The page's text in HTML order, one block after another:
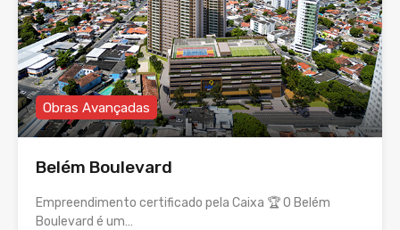
Obras Avançadas
Belém Boulevard
Empreendimento certificado pela Caixa 🏆 O Belém
Boulevard é um…